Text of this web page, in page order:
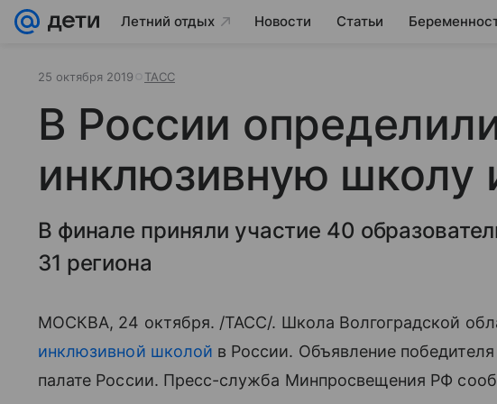
Летний отдых Новости Статьи
25 октября 2019 ТАСС
В России
инклюзивную школу
В финале приняли участие 40
31 региона
МОСКВА, 24 октября. /ТАСС/. Школа Волгоградской
инклюзивной школой в России. Объявление
палате России. Пресс-служба Минпросвещения РФ